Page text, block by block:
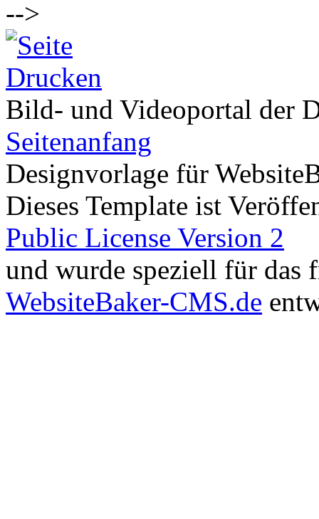
-->
Bild- und Videoportal der
Seitenanfang
Designvorlage für
Dieses Template ist
Public License Version 2
und wurde speziell für das
WebsiteBaker-CMS.de